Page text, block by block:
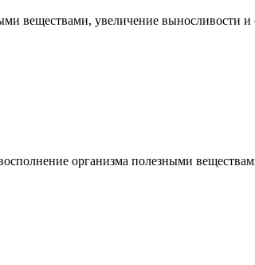
веществами, увеличение выносливости и
организма полезными